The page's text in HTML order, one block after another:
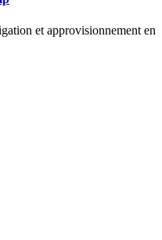
et approvisionnement en